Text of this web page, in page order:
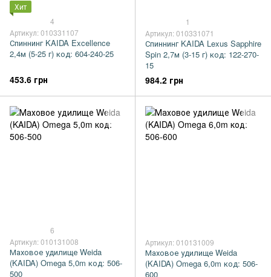
Хит
4
Артикул: 010331107
Спиннинг KAIDA Excellence
2,4м (5-25 г) код: 604-240-25
453.6 грн
1
Артикул: 010331071
Спиннинг KAIDA Lexus Sapphire
Spin 2,7м (3-15 г) код: 122-270-
15
984.2 грн
6
Артикул: 010131008
Маховое удилище Weida
(KAIDA) Omega 5,0m код: 506-
500
Артикул: 010131009
Маховое удилище Weida
(KAIDA) Omega 6,0m код: 506-
600